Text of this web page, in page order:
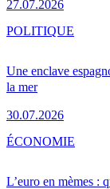
27.07.2026
Une enclave
la mer
30.07.2026
POLITIQUE
L’euro en mèmes :
ÉCONOMIE